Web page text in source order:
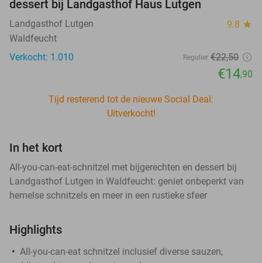
dessert bij Landgasthof Haus Lutgen
Landgasthof Lutgen 9.8 star
Waldfeucht
Verkocht: 1.010
Regulier €22,50
€14,90
Tijd resterend tot de nieuwe Social Deal:
Uitverkocht!
In het kort
All-you-can-eat-schnitzel met bijgerechten en dessert bij
Landgasthof Lutgen in Waldfeucht: geniet onbeperkt van
hemelse schnitzels en meer in een rustieke sfeer
Highlights
All-you-can-eat schnitzel inclusief diverse sauzen,